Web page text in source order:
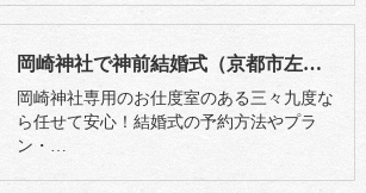
岡崎神社で神前結婚式（京都市左京区）
岡崎神社専用のお仕度室のある三々九度な
ら任せて安心！結婚式の予約方法やプラ
ン・…